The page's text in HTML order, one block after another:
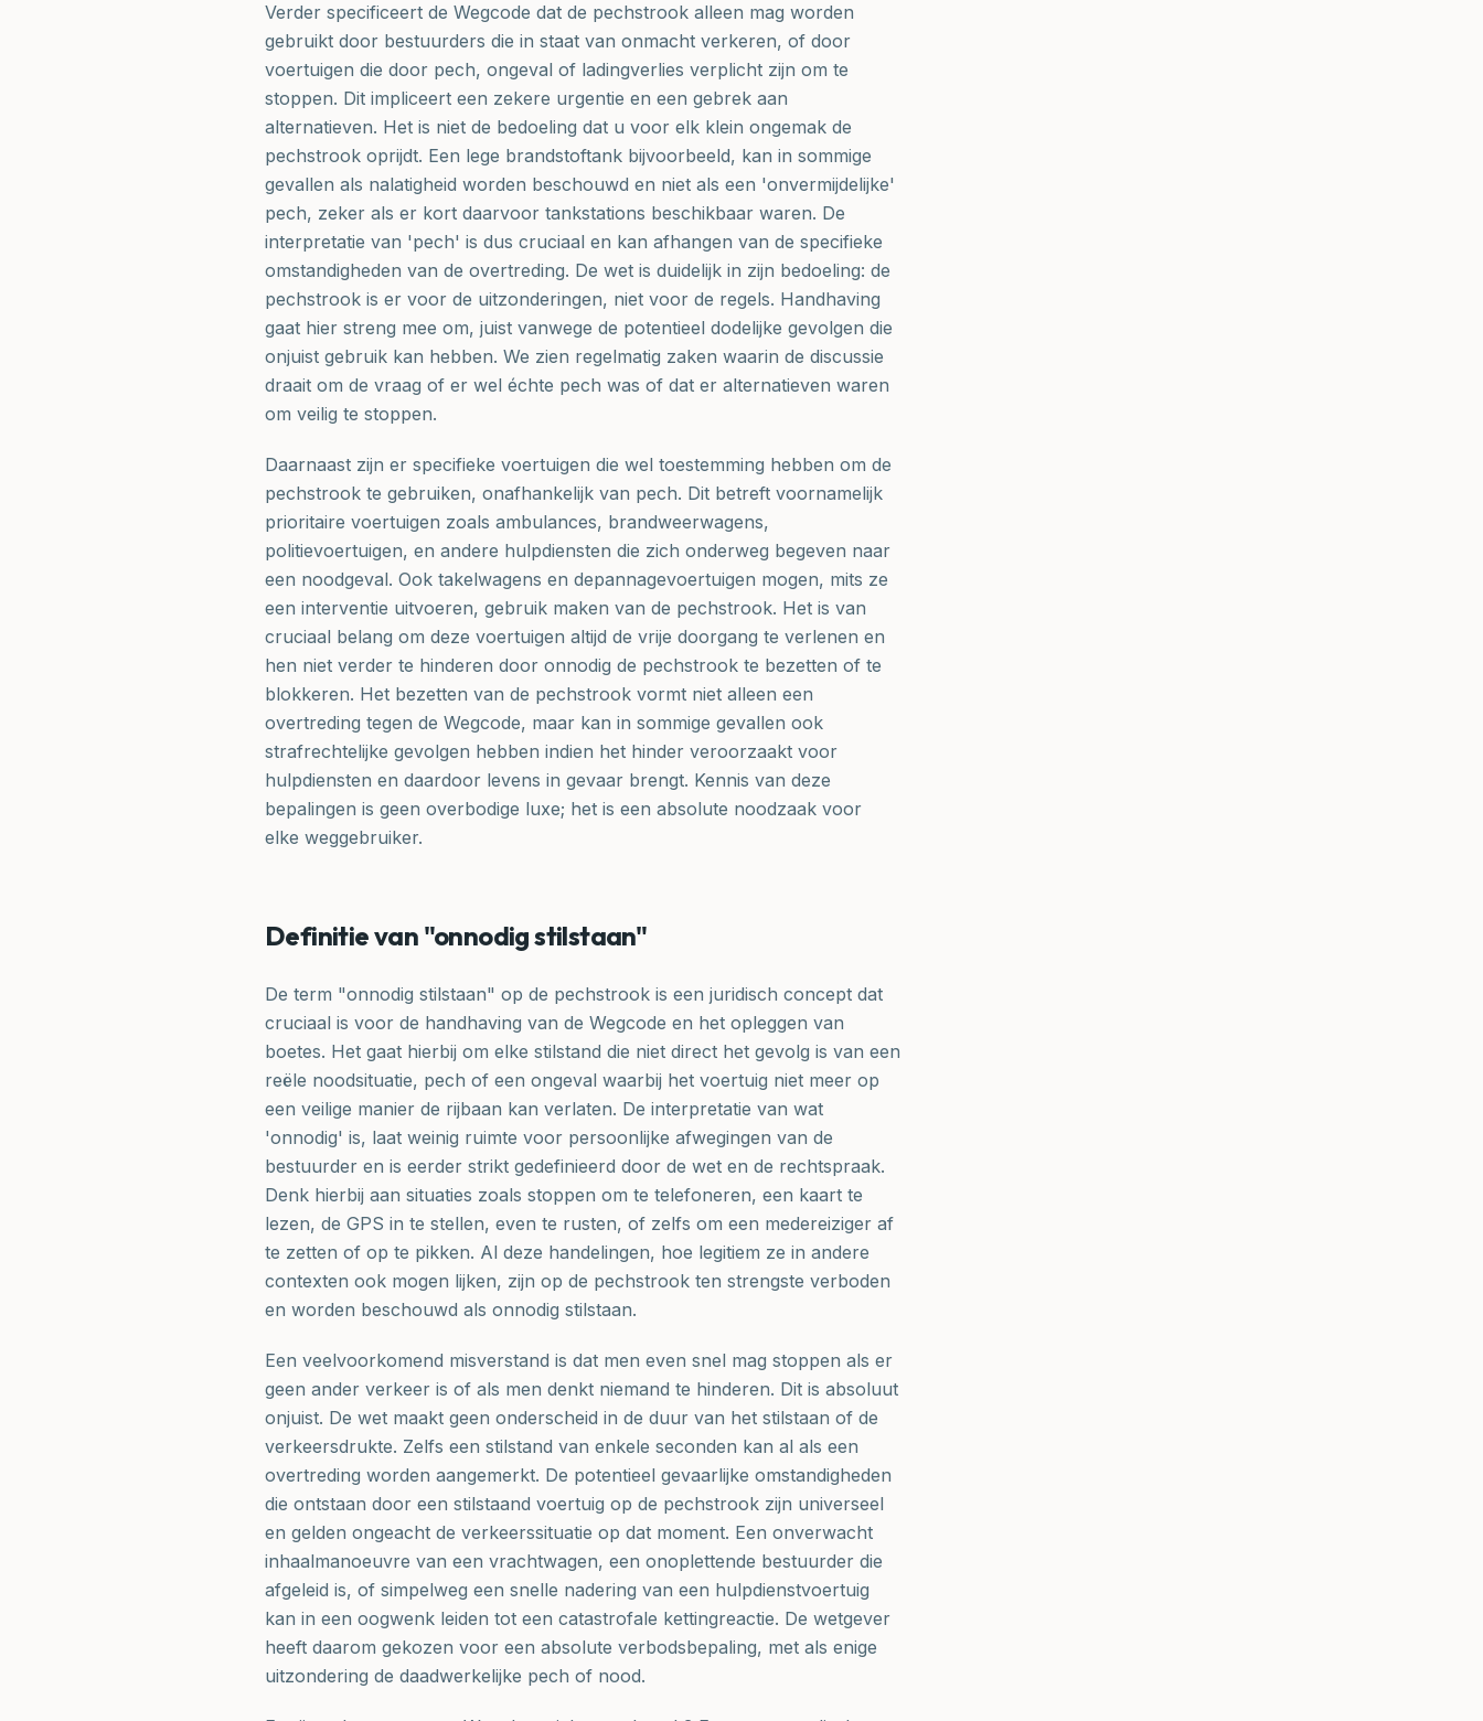
Verder specificeert de Wegcode dat de pechstrook alleen mag worden
gebruikt door bestuurders die in staat van onmacht verkeren, of door
voertuigen die door pech, ongeval of ladingverlies verplicht zijn om te
stoppen. Dit impliceert een zekere urgentie en een gebrek aan
alternatieven. Het is niet de bedoeling dat u voor elk klein ongemak de
pechstrook oprijdt. Een lege brandstoftank bijvoorbeeld, kan in sommige
gevallen als nalatigheid worden beschouwd en niet als een 'onvermijdelijke'
pech, zeker als er kort daarvoor tankstations beschikbaar waren. De
interpretatie van 'pech' is dus cruciaal en kan afhangen van de specifieke
omstandigheden van de overtreding. De wet is duidelijk in zijn bedoeling: de
pechstrook is er voor de uitzonderingen, niet voor de regels. Handhaving
gaat hier streng mee om, juist vanwege de potentieel dodelijke gevolgen die
onjuist gebruik kan hebben. We zien regelmatig zaken waarin de discussie
draait om de vraag of er wel échte pech was of dat er alternatieven waren
om veilig te stoppen.
Daarnaast zijn er specifieke voertuigen die wel toestemming hebben om de
pechstrook te gebruiken, onafhankelijk van pech. Dit betreft voornamelijk
prioritaire voertuigen zoals ambulances, brandweerwagens,
politievoertuigen, en andere hulpdiensten die zich onderweg begeven naar
een noodgeval. Ook takelwagens en depannagevoertuigen mogen, mits ze
een interventie uitvoeren, gebruik maken van de pechstrook. Het is van
cruciaal belang om deze voertuigen altijd de vrije doorgang te verlenen en
hen niet verder te hinderen door onnodig de pechstrook te bezetten of te
blokkeren. Het bezetten van de pechstrook vormt niet alleen een
overtreding tegen de Wegcode, maar kan in sommige gevallen ook
strafrechtelijke gevolgen hebben indien het hinder veroorzaakt voor
hulpdiensten en daardoor levens in gevaar brengt. Kennis van deze
bepalingen is geen overbodige luxe; het is een absolute noodzaak voor
elke weggebruiker.
Definitie van "onnodig stilstaan"
De term "onnodig stilstaan" op de pechstrook is een juridisch concept dat
cruciaal is voor de handhaving van de Wegcode en het opleggen van
boetes. Het gaat hierbij om elke stilstand die niet direct het gevolg is van een
reële noodsituatie, pech of een ongeval waarbij het voertuig niet meer op
een veilige manier de rijbaan kan verlaten. De interpretatie van wat
'onnodig' is, laat weinig ruimte voor persoonlijke afwegingen van de
bestuurder en is eerder strikt gedefinieerd door de wet en de rechtspraak.
Denk hierbij aan situaties zoals stoppen om te telefoneren, een kaart te
lezen, de GPS in te stellen, even te rusten, of zelfs om een medereiziger af
te zetten of op te pikken. Al deze handelingen, hoe legitiem ze in andere
contexten ook mogen lijken, zijn op de pechstrook ten strengste verboden
en worden beschouwd als onnodig stilstaan.
Een veelvoorkomend misverstand is dat men even snel mag stoppen als er
geen ander verkeer is of als men denkt niemand te hinderen. Dit is absoluut
onjuist. De wet maakt geen onderscheid in de duur van het stilstaan of de
verkeersdrukte. Zelfs een stilstand van enkele seconden kan al als een
overtreding worden aangemerkt. De potentieel gevaarlijke omstandigheden
die ontstaan door een stilstaand voertuig op de pechstrook zijn universeel
en gelden ongeacht de verkeerssituatie op dat moment. Een onverwacht
inhaalmanoeuvre van een vrachtwagen, een onoplettende bestuurder die
afgeleid is, of simpelweg een snelle nadering van een hulpdienstvoertuig
kan in een oogwenk leiden tot een catastrofale kettingreactie. De wetgever
heeft daarom gekozen voor een absolute verbodsbepaling, met als enige
uitzondering de daadwerkelijke pech of nood.